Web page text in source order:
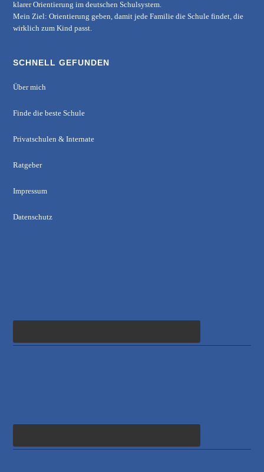
klarer Orientierung im deutschen Schulsystem.
Mein Ziel: Orientierung geben, damit jede Familie die Schule findet, die
wirklich zum Kind passt.
SCHNELL GEFUNDEN
Über mich
Finde die beste Schule
Privatschulen & Internate
Ratgeber
Impressum
Datenschutz